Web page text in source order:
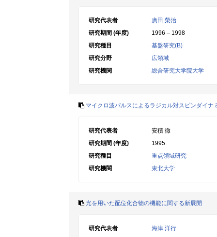
研究代表者
廣田 榮治
研究期間 (年度)
1996 – 1998
研究種目
基盤研究(B)
研究分野
広領域
研究機関
総合研究大学院大学
マイクロ波パルスによるラジカル対スピンダイナ
研究代表者
安積 徹
研究期間 (年度)
1995
研究種目
重点領域研究
研究機関
東北大学
光を用いた配位化合物の機能に関する新展開
研究代表者
海津 洋行